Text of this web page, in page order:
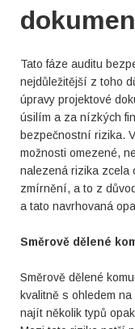
Tato fáze auditu
nejdůležitější z toho
úpravy projektové
úsilím a za nízkých
bezpečnostní rizika.
možnosti omezené,
nalezená rizika zcela
zmírnění, a to z
a tato navrhovaná
Směrově dělené
Směrově dělené
kvalitně s ohledem
najít několik typů